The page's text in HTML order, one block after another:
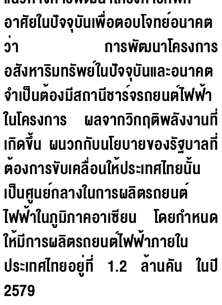
อาศัยในปัจจุบันเพื่อตอบโจทย์อนาคต
ว่า การพัฒนาโครงการ
อสังหาริมทรัพย์ในปัจจุบันและอนาคต
จำเป็นต้องมีสถานีชาร์จรถยนต์ไฟฟ้า
ในโครงการ ผลจากวิกฤติพลังงานที่
เกิดขึ้น ผนวกกับนโยบายของรัฐบาลที่
ต้องการขับเคลื่อนให้ประเทศไทยนั้น
เป็นศูนย์กลางในการผลิตรถยนต์
ไฟฟ้าในภูมิภาคอาเซียน โดยกำหนด
ให้มีการผลิตรถยนต์ไฟฟ้าภายใน
ประเทศไทยอยู่ที่ 1.2 ล้านคัน ในปี
2579